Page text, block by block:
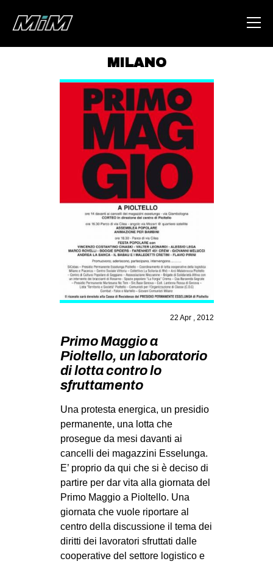
ABOUT
AREA
DEGENERAZIONE
GAZA FREESTYLE
CSOA LAMBRETTA
MSM
STUDENTI TSUNAMI
ZAM
MILANO
MOBILITAZIONI
SPORT POPOLARE
MOVIMENTI
AMBIENTE
ANTIFASCISMO
DIRITTO ALL’ABITARE
GENERI
MIGRAZIONI
PRECARIATO
REPRESSIONE
CULTURE
MILANO
22 Apr , 2012
Primo Maggio a
Pioltello, un laboratorio
di lotta contro lo
sfruttamento
Una protesta energica, un presidio
permanente, una lotta che
prosegue da mesi davanti ai
cancelli dei magazzini Esselunga.
E’ proprio da qui che si è deciso di
partire per dar vita alla giornata del
Primo Maggio a Pioltello. Una
giornata che vuole riportare al
centro della discussione il tema dei
diritti dei lavoratori sfruttati dalle
cooperative del settore logistico e